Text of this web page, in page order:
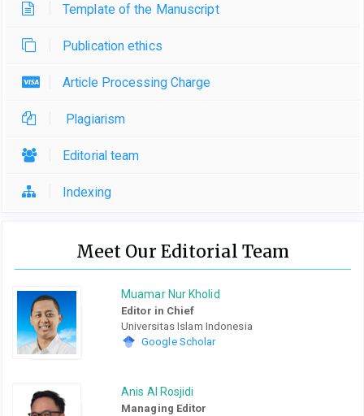
Template of the Manuscript
Publication ethics
Article Processing Charge
Plagiarism
Editorial team
Indexing
Meet Our Editorial Team
Muamar Nur Kholid
Editor in Chief
Universitas Islam Indonesia
Google Scholar
Anis Al Rosjidi
Managing Editor